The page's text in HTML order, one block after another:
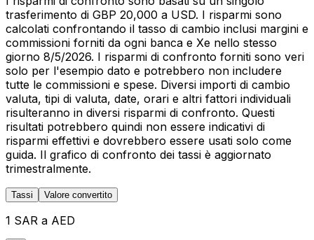
trasferimento di GBP 20,000 a USD. I risparmi sono
calcolati confrontando il tasso di cambio inclusi margini e
commissioni forniti da ogni banca e Xe nello stesso
giorno 8/5/2026. I risparmi di confronto forniti sono veri
solo per l'esempio dato e potrebbero non includere
tutte le commissioni e spese. Diversi importi di cambio
valuta, tipi di valuta, date, orari e altri fattori individuali
risulteranno in diversi risparmi di confronto. Questi
risultati potrebbero quindi non essere indicativi di
risparmi effettivi e dovrebbero essere usati solo come
guida. Il grafico di confronto dei tassi è aggiornato
trimestralmente.
Tassi Valore convertito
1 SAR a AED